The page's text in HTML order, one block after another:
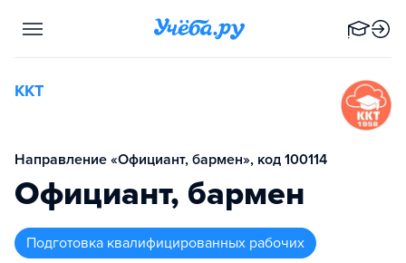
ККТ
Направление «Официант, бармен», код 100114
Официант, бармен
подготовка квалифицированных рабочих